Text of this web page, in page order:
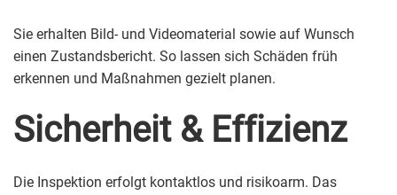
Sie erhalten Bild- und Videomaterial sowie auf Wunsch
einen Zustandsbericht. So lassen sich Schäden früh
erkennen und Maßnahmen gezielt planen.
Sicherheit & Effizienz
Die Inspektion erfolgt kontaktlos und risikoarm. Das